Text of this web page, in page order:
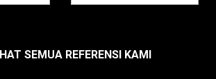
SEMUA REFERENSI KAMI